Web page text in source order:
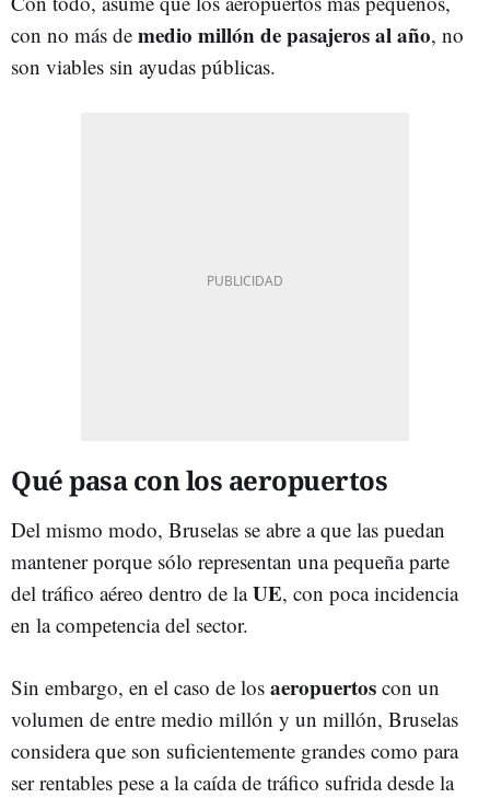
con no más de medio millónde pasajeros al año, no
son viables sin ayudas públicas.
Qué pasa con los aeropuertos
Del mismo modo, Bruselas se abre a que las puedan
mantener porque sólo representan una pequeña parte
del tráfico aéreo dentro de laUE, con poca incidencia
en la competencia del sector.
Sin embargo, en el caso de los aeropuertos con un
volumen de entre medio millón y un millón, Bruselas
considera que son suficientemente grandes como para
ser rentables pese a la caída de tráfico sufrida desde la